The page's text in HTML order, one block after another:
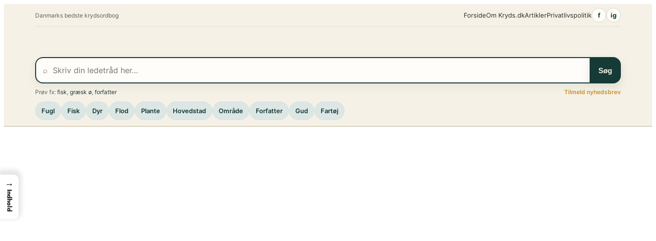
Danmarks bedste krydsordbog ForsideOm Kryds.dkArtiklerPrivatlivspolitik f ig
⌕ Søg
Prøv fx: fisk græsk ø forfatter Tilmeld nyhedsbrev
Fugl Fisk Dyr Flod Plante Hovedstad Område Forfatter Gud Fartøj
→
Indhold